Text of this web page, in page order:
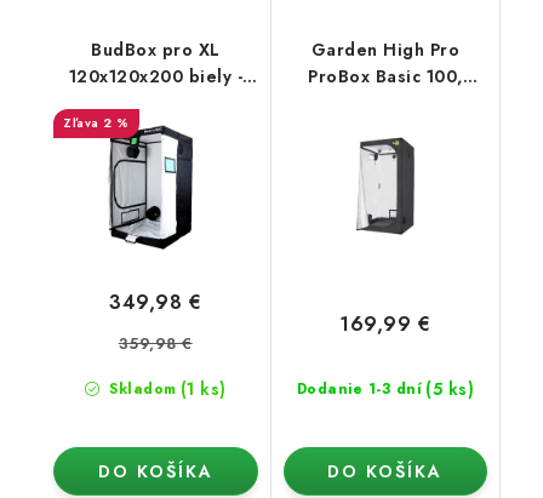
BudBox pro XL
120x120x200 biely -
rastové stan
2 %
Skladom (1 ks)
349,98 €
359,98 €
DO KOŠÍKA
Garden High Pro
ProBox Basic 100,
Dodanie 1-3 dní (5 ks)
169,99 €
DO KOŠÍKA